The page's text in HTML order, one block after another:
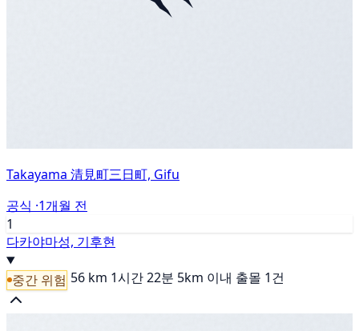
Takayama 清見町三日町, Gifu
공식 ·1개월 전
1
다카야마성, 기후현
중간 위험 56 km 1시간 22분 5km 이내 출몰 1건